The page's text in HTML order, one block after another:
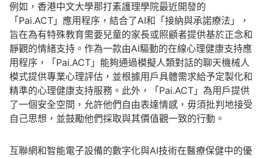
例如，香港中文大學那打素護理學院最近開發的
「Pai.ACT」應用程序，結合了AI和「接納與承諾療法」，
旨在為有特殊教育需要兒童的家長或照顧者提供基於正念和
靜觀的情緒支持。作為一款由AI驅動的在線心理健康支持應
用程序，「Pai.ACT」能夠通過模擬人類對話的聊天機械人
模式提供專業心理評估，並根據用戶具體需求給予定製化和
精準的心理健康支持服務。此外，「Pai.ACT」為用戶提供
了一個安全空間，允許他們自由表達情感，毋須批判地接受
自己思想，並鼓勵他們採取與其價值觀一致的行動。
互聯網和智能電子設備的數字化與AI技術在醫療保健中的優